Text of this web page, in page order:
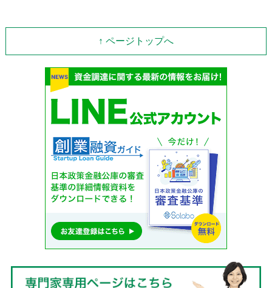
↑ ページトップへ